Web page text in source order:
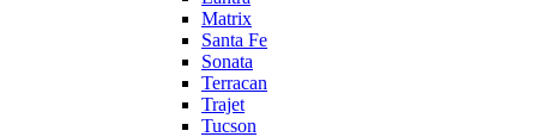
Matrix
Santa Fe
Sonata
Terracan
Trajet
Tucson